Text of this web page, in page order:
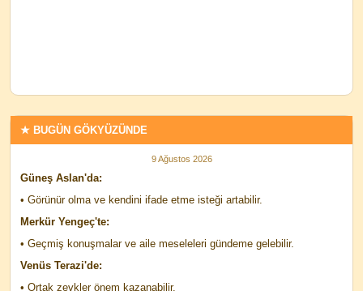
★ BUGÜN GÖKYÜZÜNDE
9 Ağustos 2026
Güneş Aslan'da:
• Görünür olma ve kendini ifade etme isteği artabilir.
Merkür Yengeç'te:
• Geçmiş konuşmalar ve aile meseleleri gündeme gelebilir.
Venüs Terazi'de:
• Ortak zevkler önem kazanabilir.